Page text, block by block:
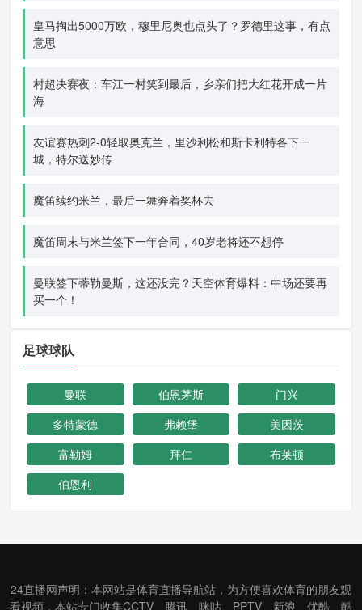
皇马掏出5000万欧，穆里尼奥也点头了？罗德里这事，有点
意思
村超决赛夜：车江一村笑到最后，乡亲们把大红花开成一片
海
友谊赛热刺2-0轻取奥克兰，里沙利松和斯卡利特各下一
城，特尔送妙传
魔笛续约米兰，最后一舞奔着奖杯去
魔笛周末与米兰签下一年合同，40岁老将还不想停
曼联签下蒂勒曼斯，这还没完？天空体育爆料：中场还要再
买一个！
足球球队
曼联 伯恩茅斯
门兴
多特蒙德
弗赖堡
美因茨
富勒姆
拜仁
布莱顿
伯恩利
24直播网声明：本网站是体育直播导航站，为方便喜欢体育的朋友观
看视频，本站专门收集CCTV、腾讯、咪咕、PPTV、新浪、优酷、酷